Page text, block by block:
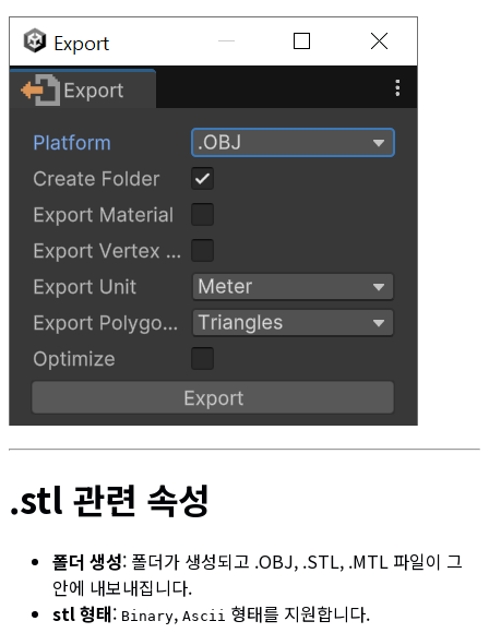
.stl 관련 속성
폴더 생성: 폴더가 생성되고 .OBJ, .STL, .MTL 파일이 그
안에 내보내집니다.
stl 형태: Binary, Ascii 형태를 지원합니다.